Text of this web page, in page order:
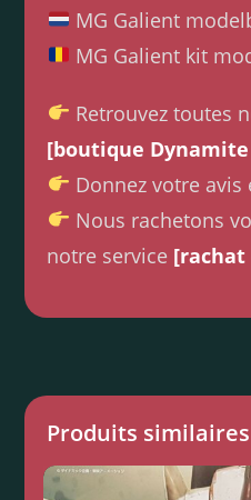
MG Galient
MG Galient kit
Retrouvez toutes
[boutique
Donnez votre
Nous rachetons
notre service [rachat
Produits similaires